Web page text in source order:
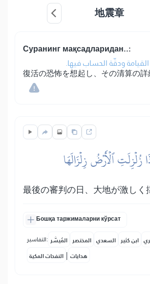
地震章
Суранинг мақсадларидан..:
ودقّة الحساب فيها.
復活の恐怖を想起し、その清算の詳
زُلۡزِلَتِ ٱلۡأَرۡضُ زِلۡزَالَهَا
最後の審判の日、大地が激しく
Бошқа таржималарни кўрсат
التفاسير: المُيسَّر المختصر السعدي ابن كثير
النفحات المكية | هدايات